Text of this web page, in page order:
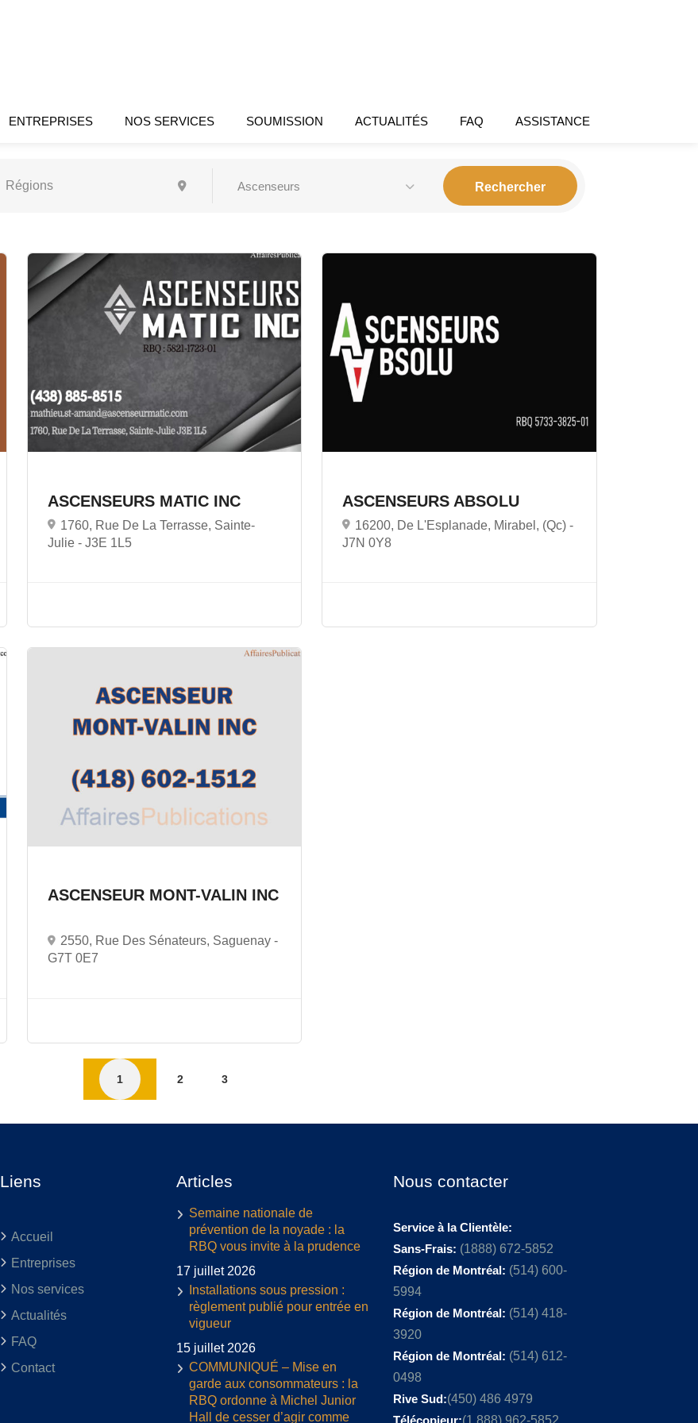
ENTREPRISES NOS SERVICES SOUMISSION ACTUALITÉS FAQ ASSISTANCE
Ascenseurs
ASCENSEURS MATIC INC
1760, Rue De La Terrasse, Sainte-
Julie - J3E 1L5
ASCENSEURS ABSOLU
16200, De L'Esplanade, Mirabel, (Qc) -
J7N 0Y8
ASCENSEUR MONT-VALIN INC
2550, Rue Des Sénateurs, Saguenay -
G7T 0E7
1 2 3
Liens
Accueil
Entreprises
Nos services
Actualités
FAQ
Contact
Articles
Semaine nationale de
prévention de la noyade : la
RBQ vous invite à la prudence
17 juillet 2026
Installations sous pression :
règlement publié pour entrée en
vigueur
15 juillet 2026
COMMUNIQUÉ – Mise en
garde aux consommateurs : la
RBQ ordonne à Michel Junior
Hall de cesser d’agir comme
Nous contacter
Service à la Clientèle:
Sans-Frais: (1888) 672-5852
Région de Montréal: (514) 600-
5994
Région de Montréal: (514) 418-
3920
Région de Montréal: (514) 612-
0498
Rive Sud:(450) 486 4979
Télécopieur:(1 888) 962-5852